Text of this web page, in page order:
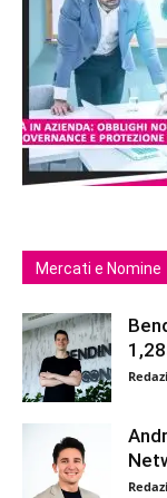
Mercati e Nomine